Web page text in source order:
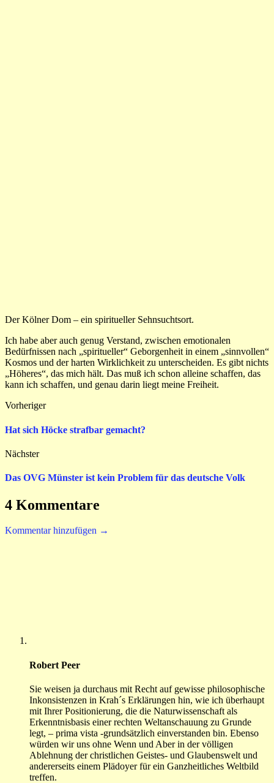
Der Kölner Dom – ein spiritueller Sehnsuchtsort.
Ich habe aber auch genug Verstand, zwischen emotionalen
Bedürfnissen nach „spiritueller“ Geborgenheit in einem „sinnvollen“
Kosmos und der harten Wirklichkeit zu unterscheiden. Es gibt nichts
„Höheres“, das mich hält. Das muß ich schon alleine schaffen, das
kann ich schaffen, und genau darin liegt meine Freiheit.
Vorheriger
Hat sich Höcke strafbar gemacht?
Nächster
Das OVG Münster ist kein Problem für das deutsche Volk
4 Kommentare
Kommentar hinzufügen →
Robert Peer
Sie weisen ja durchaus mit Recht auf gewisse philosophische
Inkonsistenzen in Krah´s Erklärungen hin, wie ich überhaupt
mit Ihrer Positionierung, die die Naturwissenschaft als
Erkenntnisbasis einer rechten Weltanschauung zu Grunde
legt, – prima vista -grundsätzlich einverstanden bin. Ebenso
würden wir uns ohne Wenn und Aber in der völligen
Ablehnung der christlichen Geistes- und Glaubenswelt und
andererseits einem Plädoyer für ein Ganzheitliches Weltbild
treffen.